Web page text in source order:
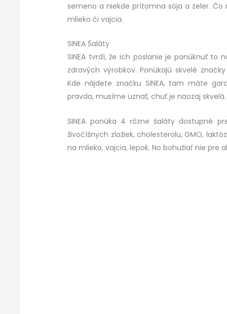
semeno a niekde prítomna sója a zeler.
mlieko či vajcia.
SINEA Šaláty
SINEA tvrdí, že ich poslanie je ponúknuť
zdravých výrobkov. Ponúkajú skvelé
Kde nájdete značku SINEA, tam máte
pravda, musíme uznať, chuť je naozaj skvelá.
SINEA ponúka 4 rôzne šaláty dostupné
živočíšnych zložiek, cholesterolu, GMO,
na mlieko, vajcia, lepok. No bohužiaľ nie pre